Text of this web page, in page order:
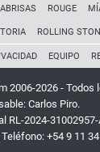
ROUGE
ROLLING
EQUIPO
2006-2026 - Todos
Carlos Piro.
RL-2024-
+54 9 11